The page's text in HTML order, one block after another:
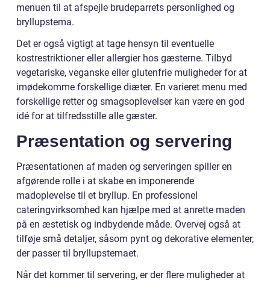
menuen til at afspejle brudeparrets personlighed og
bryllupstema.
Det er også vigtigt at tage hensyn til eventuelle
kostrestriktioner eller allergier hos gæsterne. Tilbyd
vegetariske, veganske eller glutenfrie muligheder for at
imødekomme forskellige diæter. En varieret menu med
forskellige retter og smagsoplevelser kan være en god
idé for at tilfredsstille alle gæster.
Præsentation og servering
Præsentationen af maden og serveringen spiller en
afgørende rolle i at skabe en imponerende
madoplevelse til et bryllup. En professionel
cateringvirksomhed kan hjælpe med at anrette maden
på en æstetisk og indbydende måde. Overvej også at
tilføje små detaljer, såsom pynt og dekorative elementer,
der passer til bryllupstemaet.
Når det kommer til servering, er der flere muligheder at